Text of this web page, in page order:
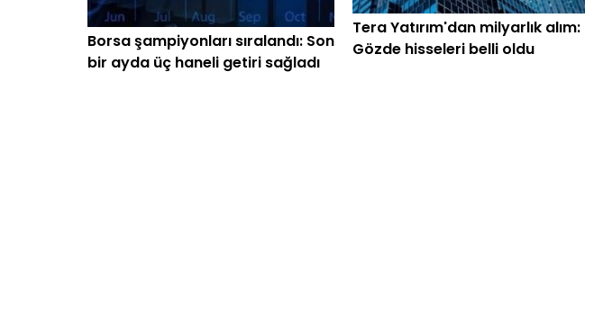
Borsa şampiyonları sıralandı: Son
bir ayda üç haneli getiri sağladı
Tera Yatırım'dan milyarlık alım:
Gözde hisseleri belli oldu